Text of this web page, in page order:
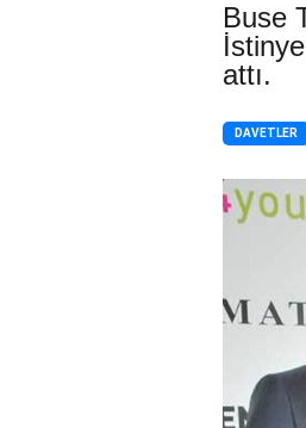
Buse
attı.
DAVETLER